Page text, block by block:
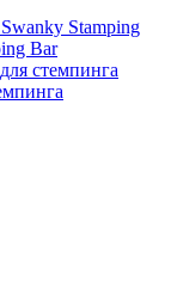
Stamping
Bar
стемпинга